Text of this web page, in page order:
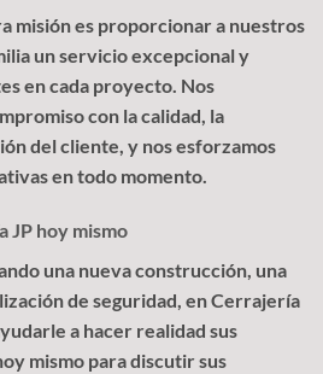
misión es proporcionar a nuestros
un servicio excepcional y
en cada proyecto. Nos
con la calidad, la
del cliente, y nos esforzamos
en todo momento.
JP hoy mismo
una nueva construcción, una
de seguridad, en Cerrajería
a hacer realidad sus
mismo para discutir sus